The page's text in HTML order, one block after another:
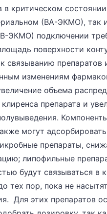
в критическом
(ВА-ЭКМО), так
ЭКМО) подключении
поверхности
связыванию препаратов
изменениям
объема
препарата и
могут адсорбировать
препараты,
липофильные
будут связываться в
тех пор, пока не
Для этих препаратов